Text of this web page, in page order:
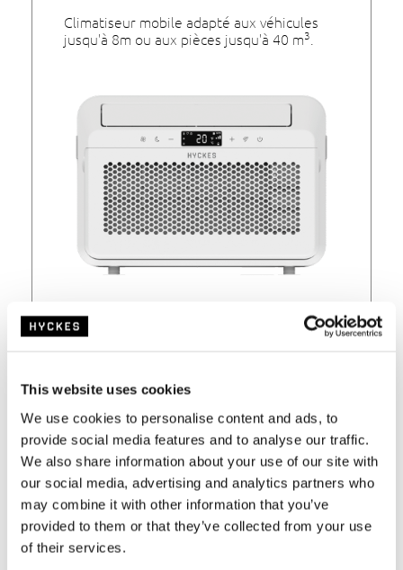
This website uses cookies
We use cookies to personalise content and ads, to
provide social media features and to analyse our traffic.
We also share information about your use of our site with
our social media, advertising and analytics partners who
may combine it with other information that you’ve
provided to them or that they’ve collected from your use
of their services.
Climatiseur mobile adapté aux véhicules
jusqu'à 8m ou aux pièces jusqu'à 40 m3
Actuellement indisponible
€599,- €549,-
TVA incluse
Voir